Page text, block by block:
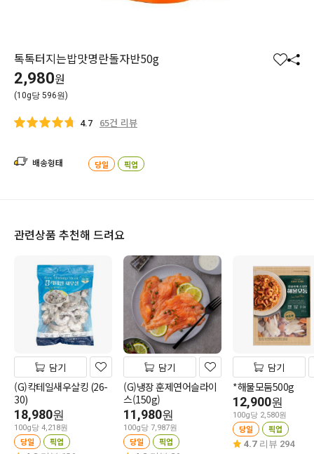
톡톡터지는밥맛명란돌자반50g
찜 공
2,980원
(10g당 596원)
4.7 65건 리뷰
배송형태 당일 픽업
관련상품 추천해 드려요
담기
(G)칵테일새우살킹 (26-
30)
18,980원
100g당 4,218원
당일 픽업
담기
(G)냉장 훈제연어슬라이
스(150g)
11,980원
100g당 7,987원
당일 픽업
담기
*해물모둠500g
12,900원
100g당 2,580원
당일 픽업
4.7 리뷰 294